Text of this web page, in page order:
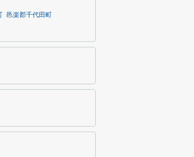
邑楽郡千代田町